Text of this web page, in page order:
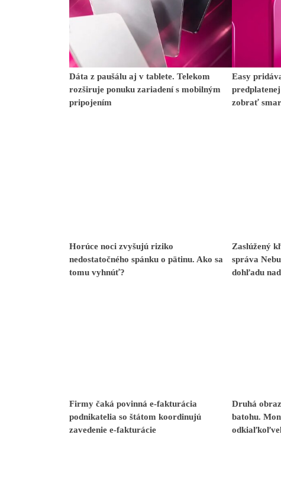
Dáta z paušálu aj v tablete. Telekom
rozširuje ponuku zariadení s mobilným
pripojením
Easy
zobrať
Horúce noci zvyšujú riziko
nedostatočného spánku o pätinu. Ako sa
tomu vyhnúť?
Zaslúžený
správa
dohľadu
Firmy čaká povinná e-fakturácia
podnikatelia so štátom koordinujú
zavedenie e-fakturácie
Druhá
batohu.